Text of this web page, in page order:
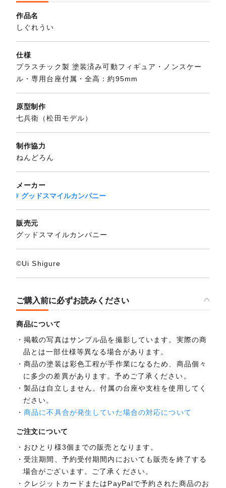
作品名
しぐれうい
仕様
プラスチック製 塗装済み可動フィギュア・ノンスケー
ル・専用台座付属・全高：約95mm
原型制作
七兵衛（松田モデル）
制作協力
ねんどろん
メーカー
グッドスマイルカンパニー
販売元
グッドスマイルカンパニー
©Ui Shigure
ご購入前に必ずお読みください
商品について
掲載の写真はサンプル品を撮影しています。実際の商
品とは一部仕様等異なる場合があります。
商品の塗装は彩色工程が手作業になるため、商品個々
に多少の差異があります。予めご了承ください。
製品は自立しません。付属の台座や支柱を使用してく
ださい。
商品に不具合が発生していた場合の対応について
ご注文について
おひとり様3個までの販売となります。
受注期間、予約受付期間内においても販売を終了する
場合がございます。ご了承ください。
クレジットカードまたはPayPalで予約された商品のお